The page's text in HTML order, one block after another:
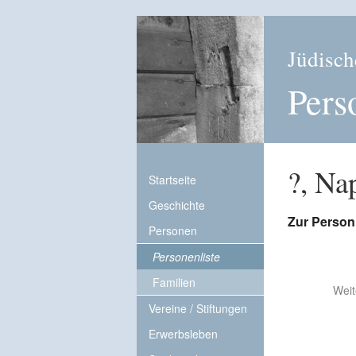
Startseite
Geschichte
Personen
Personenliste
Familien
Vereine / Stiftungen
Erwerbsleben
?,
Zur Person